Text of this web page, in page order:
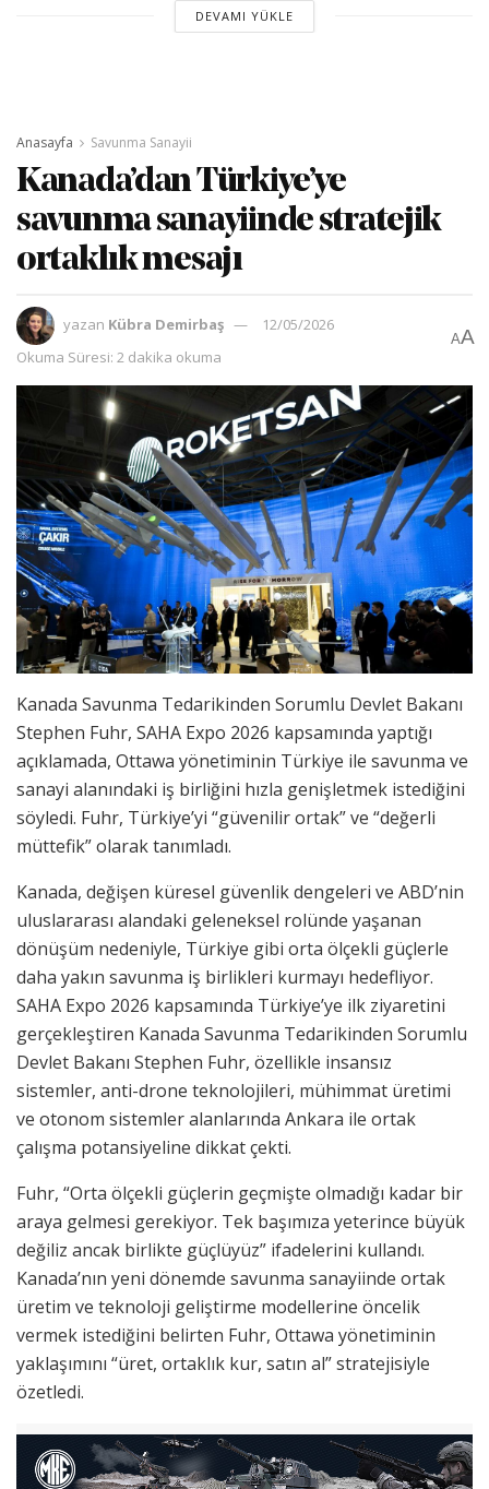
DEVAMI YÜKLE
Anasayfa Savunma Sanayii
Kanada’dan Türkiye’ye
savunma sanayiinde stratejik
ortaklık mesajı
yazan Kübra Demirbaş
12/05/2026
Okuma Süresi: 2 dakika okuma
AA
Kanada Savunma Tedarikinden Sorumlu Devlet Bakanı
Stephen Fuhr, SAHA Expo 2026 kapsamında yaptığı
açıklamada, Ottawa yönetiminin Türkiye ile savunma ve
sanayi alanındaki iş birliğini hızla genişletmek istediğini
söyledi. Fuhr, Türkiye’yi “güvenilir ortak” ve “değerli
müttefik” olarak tanımladı.
Kanada, değişen küresel güvenlik dengeleri ve ABD’nin
uluslararası alandaki geleneksel rolünde yaşanan
dönüşüm nedeniyle, Türkiye gibi orta ölçekli güçlerle
daha yakın savunma iş birlikleri kurmayı hedefliyor.
SAHA Expo 2026 kapsamında Türkiye’ye ilk ziyaretini
gerçekleştiren Kanada Savunma Tedarikinden Sorumlu
Devlet Bakanı Stephen Fuhr, özellikle insansız
sistemler, anti-drone teknolojileri, mühimmat üretimi
ve otonom sistemler alanlarında Ankara ile ortak
çalışma potansiyeline dikkat çekti.
Fuhr, “Orta ölçekli güçlerin geçmişte olmadığı kadar bir
araya gelmesi gerekiyor. Tek başımıza yeterince büyük
değiliz ancak birlikte güçlüyüz” ifadelerini kullandı.
Kanada’nın yeni dönemde savunma sanayiinde ortak
üretim ve teknoloji geliştirme modellerine öncelik
vermek istediğini belirten Fuhr, Ottawa yönetiminin
yaklaşımını “üret, ortaklık kur, satın al” stratejisiyle
özetledi.